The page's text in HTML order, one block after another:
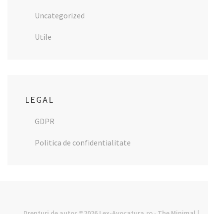
Uncategorized
Utile
LEGAL
GDPR
Politica de confidentialitate